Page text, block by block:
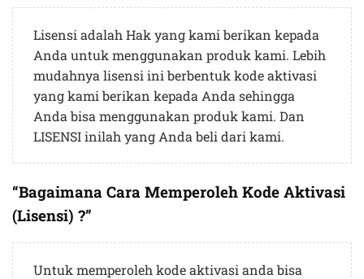
Lisensi adalah Hak yang kami berikan kepada
Anda untuk menggunakan produk kami. Lebih
mudahnya lisensi ini berbentuk kode aktivasi
yang kami berikan kepada Anda sehingga
Anda bisa menggunakan produk kami. Dan
LISENSI inilah yang Anda beli dari kami.
“Bagaimana Cara Memperoleh Kode Aktivasi
(Lisensi) ?”
Untuk memperoleh kode aktivasi anda bisa